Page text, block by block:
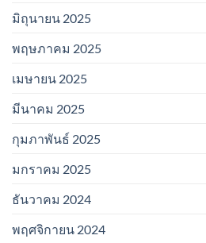
มิถุนายน 2025
พฤษภาคม 2025
เมษายน 2025
มีนาคม 2025
กุมภาพันธ์ 2025
มกราคม 2025
ธันวาคม 2024
พฤศจิกายน 2024